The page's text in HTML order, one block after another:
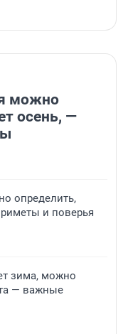
можно
осень, —
определить,
и поверья
зима, можно
— важные